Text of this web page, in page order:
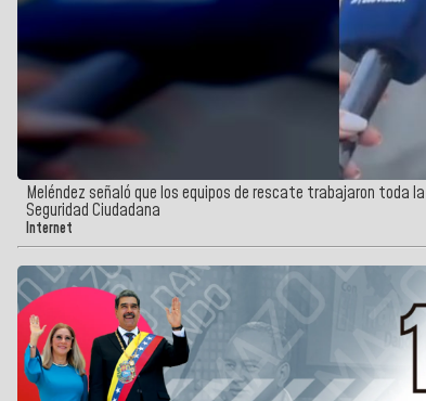
Meléndez señaló que los equipos de rescate trabajaron toda
Seguridad Ciudadana
Internet